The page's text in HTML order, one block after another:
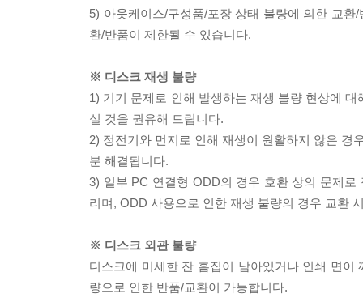
5) 아웃케이스/구성품/포장 상태 불량에 의한 교
환/반품이 제한될 수 있습니다.
※ 디스크 재생 불량
1) 기기 문제로 인해 발생하는 재생 불량 현상에
실 것을 권유해 드립니다.
2) 정전기와 먼지로 인해 재생이 원활하지 않은 경
분 해결됩니다.
3) 일부 PC 연결형 ODD의 경우 호환 상의 문제
리며, ODD 사용으로 인한 재생 불량의 경우 교환
※ 디스크 외관 불량
디스크에 미세한 잔 흠집이 남아있거나 인쇄 면
량으로 인한 반품/교환이 가능합니다.